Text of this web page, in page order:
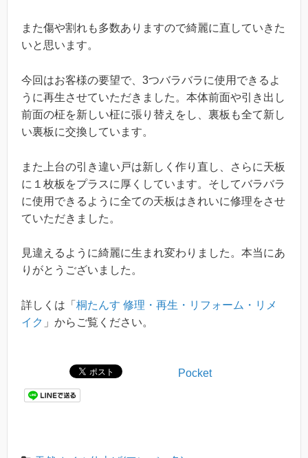
また傷や割れも多数ありますので綺麗に直していきた
いと思います。
今回はお客様の要望で、3つバラバラに使用できるよ
うに再生させていただきました。本体前面や引き出し
前面の柾を新しい柾に張り替えをし、裏板も全て新し
い裏板に交換しています。
また上台の引き違い戸は新しく作り直し、さらに天板
に１枚板をプラスに厚くしています。そしてバラバラ
に使用できるように全ての天板はきれいに修理をさせ
ていただきました。
見違えるように綺麗に生まれ変わりました。本当にあ
りがとうございました。
詳しくは「 桐たんす 修理・再生・リフォーム・リメ
イク 」からご覧ください。
Pocket